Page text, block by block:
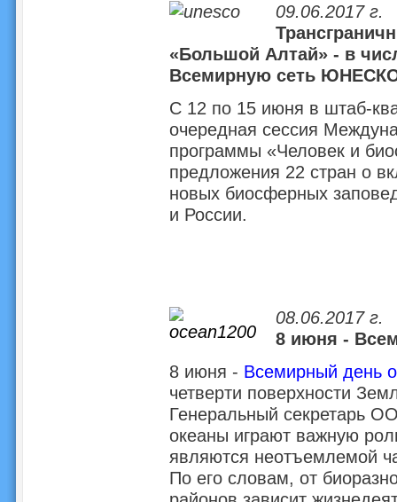
09.06.2017 г.
«Большой Алтай» - в
Всемирную сеть
С 12 по 15 июня в штаб-
очередная сессия
программы «Человек и
предложения 22 стран о
новых биосферных
и России.
08.06.2017 г.
8 июня -
8 июня - Всемирный день
четверти поверхности
Генеральный секретарь
океаны играют важную
являются неотъемлемой
По его словам, от